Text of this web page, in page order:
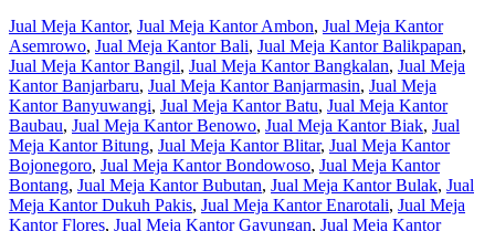
Jual Meja Kantor, Jual Meja Kantor Ambon, Jual Meja Kantor
Asemrowo, Jual Meja Kantor Bali, Jual Meja Kantor Balikpapan,
Jual Meja Kantor Bangil, Jual Meja Kantor Bangkalan, Jual Meja
Kantor Banjarbaru, Jual Meja Kantor Banjarmasin, Jual Meja
Kantor Banyuwangi, Jual Meja Kantor Batu, Jual Meja Kantor
Baubau, Jual Meja Kantor Benowo, Jual Meja Kantor Biak, Jual
Meja Kantor Bitung, Jual Meja Kantor Blitar, Jual Meja Kantor
Bojonegoro, Jual Meja Kantor Bondowoso, Jual Meja Kantor
Bontang, Jual Meja Kantor Bubutan, Jual Meja Kantor Bulak, Jual
Meja Kantor Dukuh Pakis, Jual Meja Kantor Enarotali, Jual Meja
Kantor Flores, Jual Meja Kantor Gayungan, Jual Meja Kantor